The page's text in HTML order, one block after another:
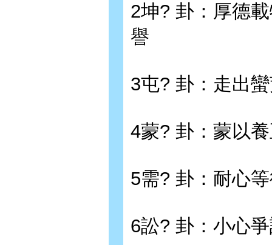
2坤? 卦：厚德
譽
3屯? 卦：走出
4蒙? 卦：蒙以
5需? 卦：耐心
6訟? 卦：小心